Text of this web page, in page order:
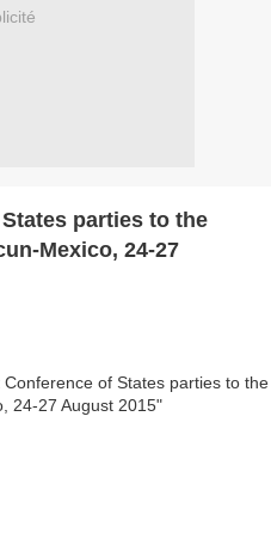
parties to the
Mexico, 24-27